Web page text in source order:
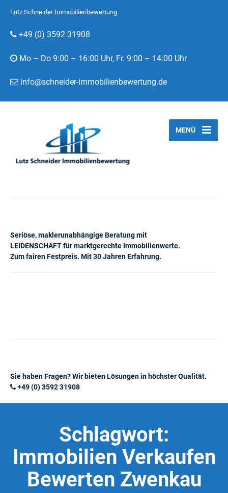
Lutz Schneider Immobilienbewertung
+49 (0) 3592 31908
Mo – Do 9:00 – 16:00 Uhr, Fr. 9:00 – 14:00 Uhr
info@schneider-immobilienbewertung.de
Seriöse, maklerunabhängige Beratung mit
LEIDENSCHAFT für marktgerechte Immobilienwerte.
Zum fairen Festpreis. Mit 30 Jahren Erfahrung.
MENÜ
Sie haben Fragen? Wir bieten Lösungen in höchster Qualität.
+49 (0) 3592 31908
Schlagwort:
Immobilien Verkaufen
Bewerten Zwenkau